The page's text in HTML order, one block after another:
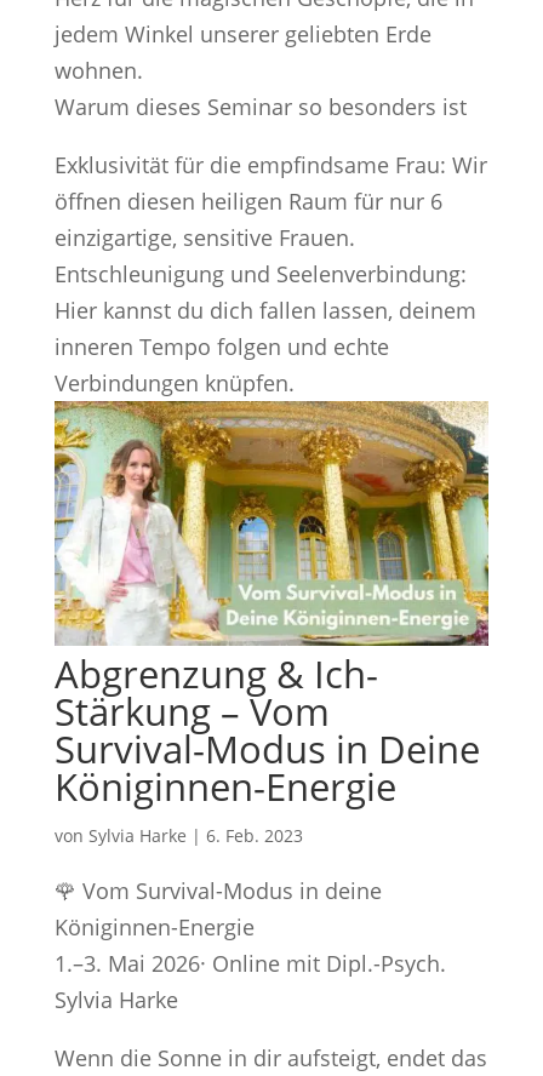
jedem Winkel unserer geliebten Erde
wohnen.
Warum dieses Seminar so besonders ist
Exklusivität für die empfindsame Frau: Wir
öffnen diesen heiligen Raum für nur 6
einzigartige, sensitive Frauen.
Entschleunigung und Seelenverbindung:
Hier kannst du dich fallen lassen, deinem
inneren Tempo folgen und echte
Verbindungen knüpfen.
Abgrenzung & Ich-
Stärkung – Vom
Survival-Modus in Deine
Königinnen-Energie
von Sylvia Harke | 6. Feb. 2023
🌹 Vom Survival-Modus in deine
Königinnen-Energie
1.–3. Mai 2026· Online mit Dipl.-Psych.
Sylvia Harke
Wenn die Sonne in dir aufsteigt, endet das